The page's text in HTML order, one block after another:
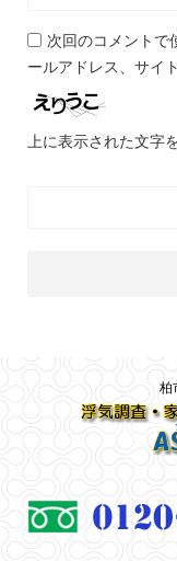
次回のコメントで
ールアドレス、サイ
上に表示された文字
柏